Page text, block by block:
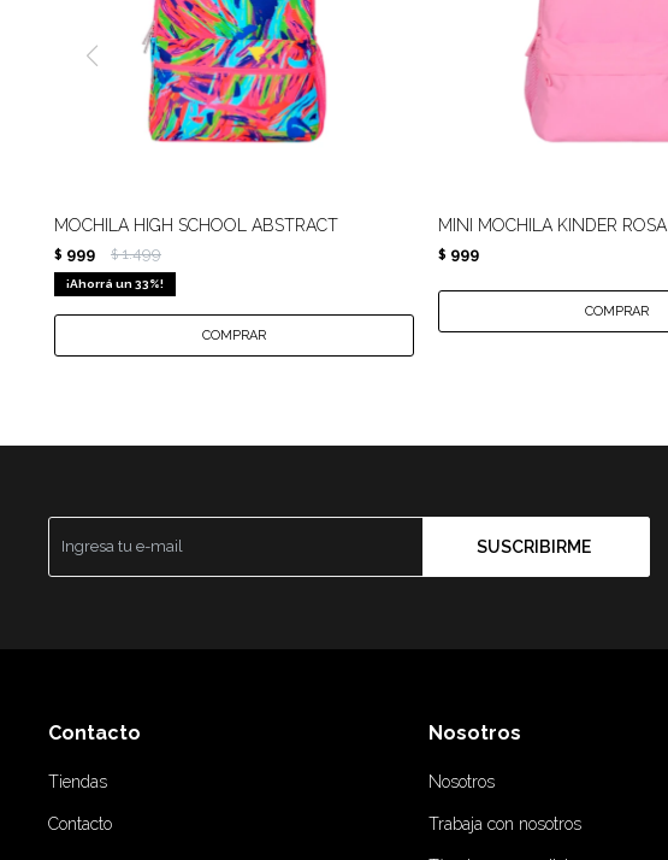
MOCHILA HIGH SCHOOL ABSTRACT
$ 999 $ 1.499
33
MINI MOCHILA KINDER ROSA
$ 999
SUSCRIBIRME
Contacto
Tiendas
Contacto
Nosotros
Nosotros
Trabaja con nosotros